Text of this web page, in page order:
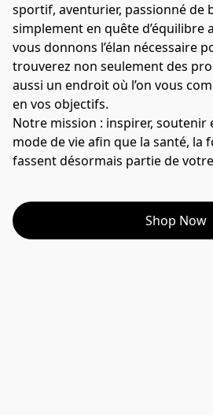
sportif, aventurier, passionné de
simplement en quête d’équilibre
vous donnons l’élan nécessaire
trouverez non seulement des
aussi un endroit où l’on vous
en vos objectifs.
Notre mission : inspirer,
mode de vie afin que la santé, la
fassent désormais partie de
Shop Now